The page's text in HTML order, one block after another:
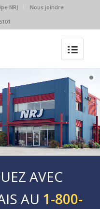
NRJ
Nous joindre
AVEC
AU 1-800-